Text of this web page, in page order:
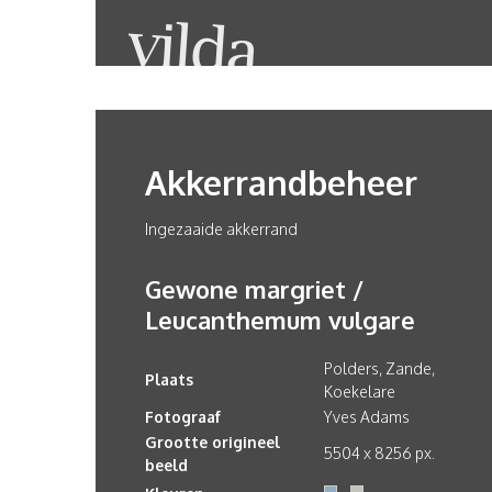
Akkerrandbeheer
Ingezaaide akkerrand
Gewone margriet /
Leucanthemum vulgare
Plaats
Polders, Zande,
Koekelare
Fotograaf
Yves Adams
Grootte origineel
beeld
5504 x 8256 px.